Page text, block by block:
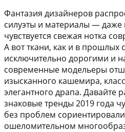
Фантазия дизайнеров
силуэты и материалы — даже
чувствуется свежая нотка
А вот ткани, как и в прошлых
исключительно дорогими и
современные модельеры
изысканного кашемира,
элегантного драпа. Давайте
знаковые тренды 2019 года
без проблем
ошеломительном